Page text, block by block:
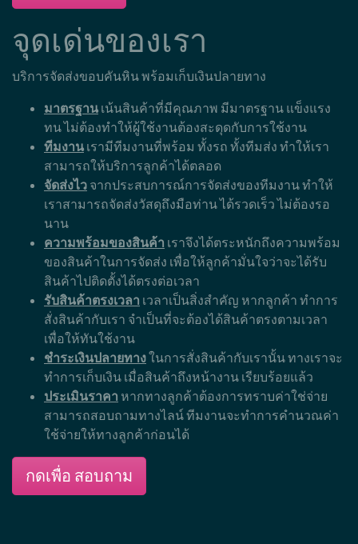
จุดเด่นของเรา
บริการจัดส่งขอบคันหิน พร้อมเก็บเงินปลายทาง
มาตรฐาน เน้นสินค้าที่มีคุณภาพ มีมาตรฐาน แข็งแรง
ทน ไม่ต้องทำให้ผู้ใช้งานต้องสะดุดกับการใช้งาน
ทีมงาน เรามีทีมงานที่พร้อม ทั้งรถ ทั้งทีมส่ง ทำให้เรา
สามารถให้บริการลูกค้าได้ตลอด
จัดส่งไว จากประสบการณ์การจัดส่งของทีมงาน ทำให้
เราสามารถจัดส่งวัสดุถึงมือท่าน ได้รวดเร็ว ไม่ต้องรอ
นาน
ความพร้อมของสินค้า เราจึงได้ตระหนักถึงความพร้อม
ของสินค้าในการจัดส่ง เพื่อให้ลูกค้ามั่นใจว่าจะได้รับ
สินค้าไปติดตั้งได้ตรงต่อเวลา
รับสินค้าตรงเวลา เวลาเป็นสิ่งสำคัญ หากลูกค้า ทำการ
สั่งสินค้ากับเรา จำเป็นที่จะต้องได้สินค้าตรงตามเวลา
เพื่อให้ทันใช้งาน
ชำระเงินปลายทางในการสั่งสินค้ากับเรานั้น ทางเราจะ
ทำการเก็บเงิน เมื่อสินค้าถึงหน้างาน เรียบร้อยแล้ว
ประเมินราคา หากทางลูกค้าต้องการทราบค่าใช่จ่าย
สามารถสอบถามทางไลน์ ทีมงานจะทำการคำนวณค่า
ใช้จ่ายให้ทางลูกค้าก่อนได้
กดเพื่อ สอบถาม